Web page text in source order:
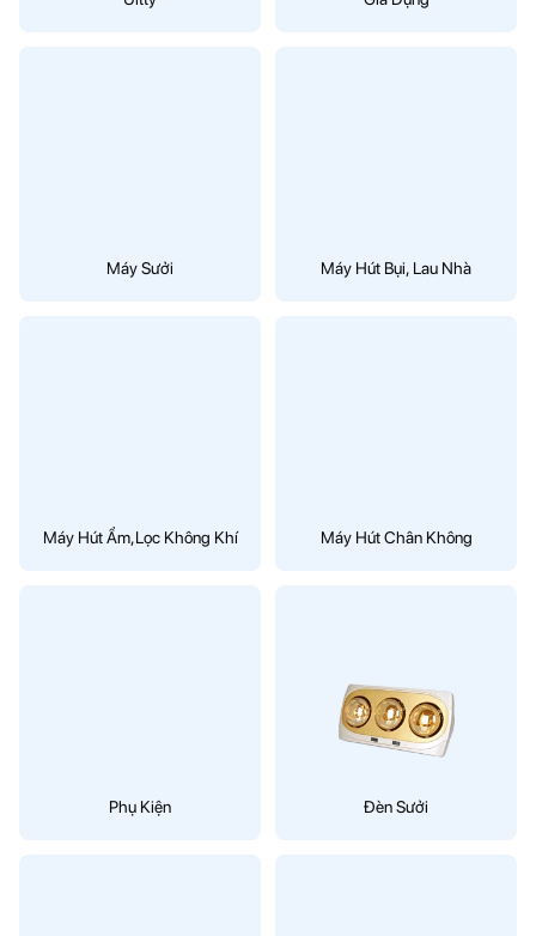
Máy Sưởi Máy Hút Bụi, Lau Nhà
Máy Hút Ẩm,Lọc Không Khí Máy Hút Chân Không
Phụ Kiện Đèn Sưởi